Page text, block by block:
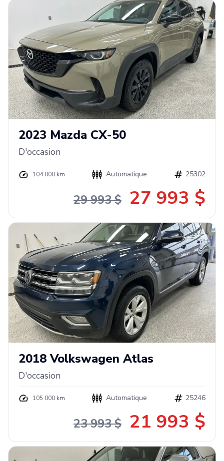
2023 Mazda CX-50
D'occasion
104 000 km Automatique 25302
29 993 $ 27 993 $
2018 Volkswagen Atlas
D'occasion
105 000 km Automatique 25246
23 993 $ 21 993 $